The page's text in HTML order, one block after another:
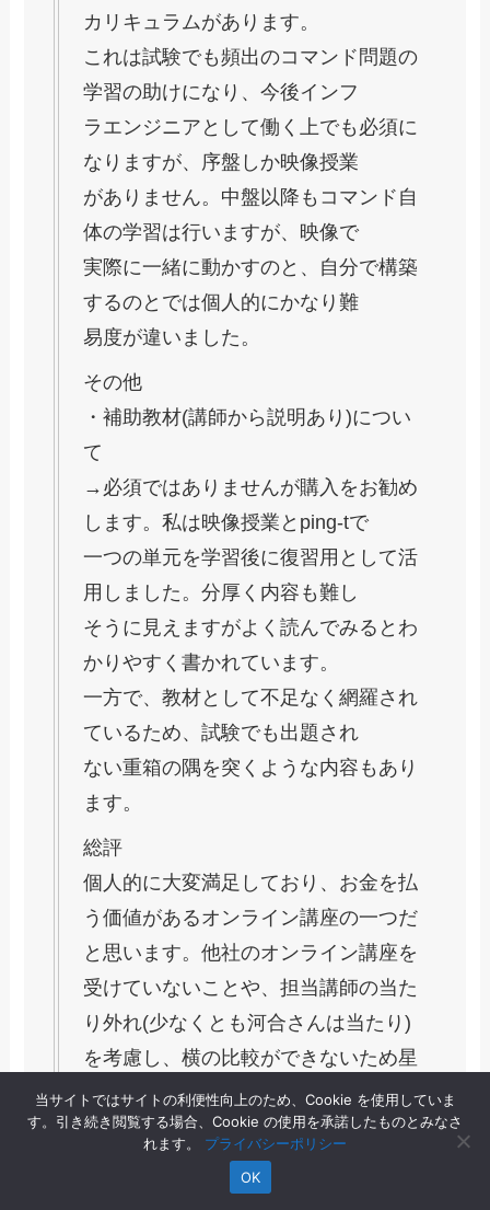
カリキュラムがあります。
これは試験でも頻出のコマンド問題の
学習の助けになり、今後インフ
ラエンジニアとして働く上でも必須に
なりますが、序盤しか映像授業
がありません。中盤以降もコマンド自
体の学習は行いますが、映像で
実際に一緒に動かすのと、自分で構築
するのとでは個人的にかなり難
易度が違いました。
その他
・補助教材(講師から説明あり)につい
て
→必須ではありませんが購入をお勧め
します。私は映像授業とping-tで
一つの単元を学習後に復習用として活
用しました。分厚く内容も難し
そうに見えますがよく読んでみるとわ
かりやすく書かれています。
一方で、教材として不足なく網羅され
ているため、試験でも出題され
ない重箱の隅を突くような内容もあり
ます。
総評
個人的に大変満足しており、お金を払
う価値があるオンライン講座の一つだ
と思います。他社のオンライン講座を
受けていないことや、担当講師の当た
り外れ(少なくとも河合さんは当たり)
を考慮し、横の比較ができないため星
4の評価にしてあります。このサービ
ス単体で評価するのであれば迷わず星
当サイトではサイトの利便性向上のため、Cookie を使用していま
す。引き続き閲覧する場合、Cookie の使用を承諾したものとみなさ
れます。 プライバシーポリシー
OK